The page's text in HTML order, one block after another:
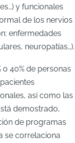
y funcionales
de los nervios
enfermedades
neuropatías…).
40% de personas
así como las
demostrado,
de programas
se correlaciona